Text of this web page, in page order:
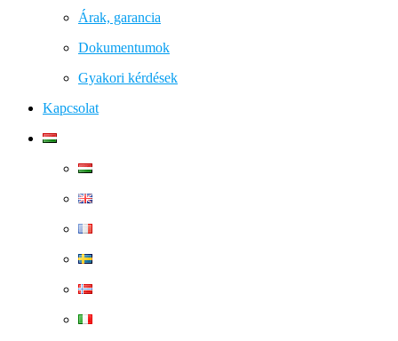
Árak, garancia
Dokumentumok
Gyakori kérdések
Kapcsolat